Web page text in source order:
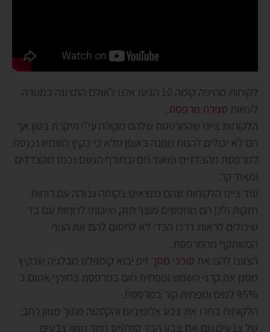
לקוחות מחיפה קומה 10 הגיעו אלנו לאולם התצוגה במטרה
לעשות סגירת מרפסת.
הלקוחות ציינו שהמרפסת שלהם מקורה עי”י תיקרת בטון אך
הם לא יכולים להנות ממנה באופן מלא כי בקיץ השמש נכנסת
למרפסת מהצדדים ומאוד חם ובחורף הגשם נכנס מהצדדים
ומאוד קר.
עוד ציינו הלקוחות שהם נמצאים בקומה גבוהה עם רוחות
חזקות ולכן הם מחפשים מוצר חזק ואיכותי לרוחות עם בד
שיכולים לראות דרכו הכדי לא לחסום להם את הנוף
המשתקף מהמרפסת.
הצענו להם את סוככי מסך זיפ יבוא קומפלט מבלגיה שבקיץ
מסנן את קרני השמש ומפחית חום במרפסת בחורף אטום ב
95% למים ומפחית קור במרפסת.
הלקוחות בחרו את צבע אלומיניום והקסטה מתוך מגוון רחב
של צבעים וגם את צבע הבד סולטיס מתך מגוון צבעים